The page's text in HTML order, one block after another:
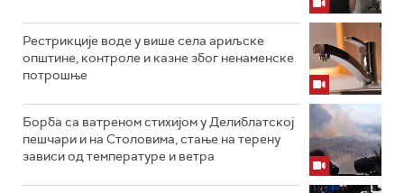
Рестрикције воде у више села ариљске
општине, контроле и казне због ненаменске
потрошње
Борба са ватреном стихијом у Делиблатској
пешчари и на Столовима, стање на терену
зависи од температуре и ветра